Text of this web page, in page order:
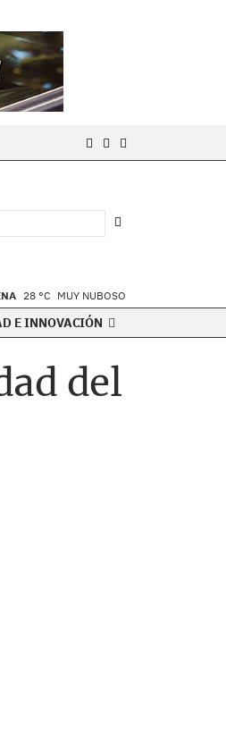
28 °C MUY NUBOSO
E INNOVACIÓN
del